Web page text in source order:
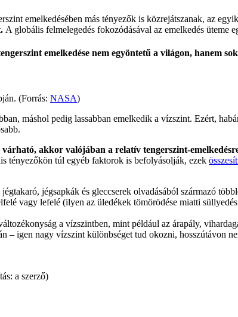
emelkedésében más tényezők is közrejátszanak, az
A globális felmelegedés fokozódásával az emelkedés üteme
emelkedése nem egyöntetű a világon, hanem
(Forrás: NASA)
máshol pedig lassabban emelkedik a vízszint. Ezért,
akkor valójában a relatív tengerszint-
tényezőkön túl egyéb faktorok is befolyásolják, ezek
jégsapkák és gleccserek olvadásából származó
vagy lefelé (ilyen az üledékek tömörödése miatti
a vízszintben, mint például az árapály,
– igen nagy vízszint különbséget tud okozni, hosszútávon
a szerző)